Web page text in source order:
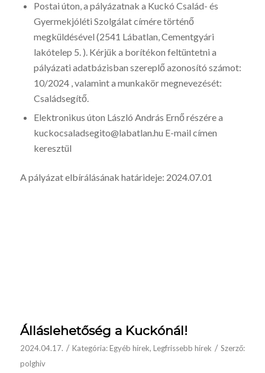
Postai úton, a pályázatnak a Kuckó Család- és
Gyermekjóléti Szolgálat címére történő
megküldésével (2541 Lábatlan, Cementgyári
lakótelep 5. ). Kérjük a borítékon feltüntetni a
pályázati adatbázisban szereplő azonosító számot:
10/2024 , valamint a munkakör megnevezését:
Családsegítő.
Elektronikus úton László András Ernő részére a
kuckocsaladsegito@labatlan.hu E-mail címen
keresztül
A pályázat elbírálásának határideje: 2024.07.01
Álláslehetőség a Kuckónál!
2024.04.17. / Kategória:Egyéb hírek, Legfrissebb hírek / Szerző:
polghiv